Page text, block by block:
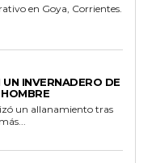
en Goya, Corrientes.
INVERNADERO DE
un allanamiento tras